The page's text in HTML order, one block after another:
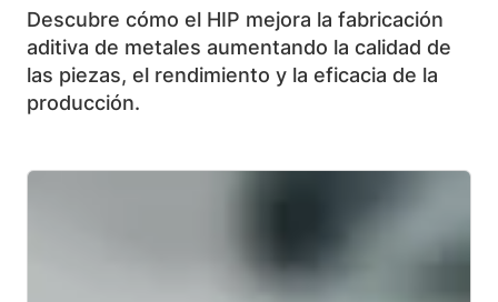
Descubre cómo el HIP mejora la fabricación
aditiva de metales aumentando la calidad de
las piezas, el rendimiento y la eficacia de la
producción.